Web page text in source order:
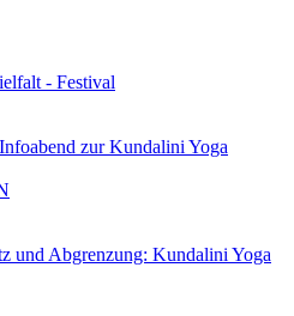
- Festival
Infoabend zur Kundalini Yoga
und Abgrenzung: Kundalini Yoga